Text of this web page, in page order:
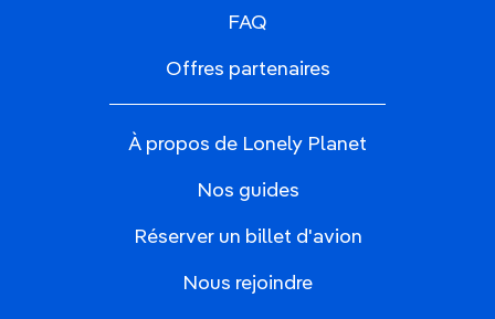
FAQ
Offres partenaires
À propos de Lonely Planet
Nos guides
Réserver un billet d'avion
Nous rejoindre